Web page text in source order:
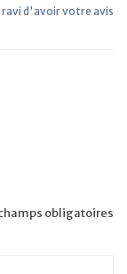
ravi d'avoir votre avis
obligatoires